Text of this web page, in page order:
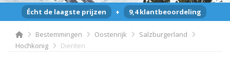
Écht de laagste prijzen + 9,4 klantbeoordeling
Bestemmingen Oostenrijk
Salzburgerland
Hochkonig
Dienten